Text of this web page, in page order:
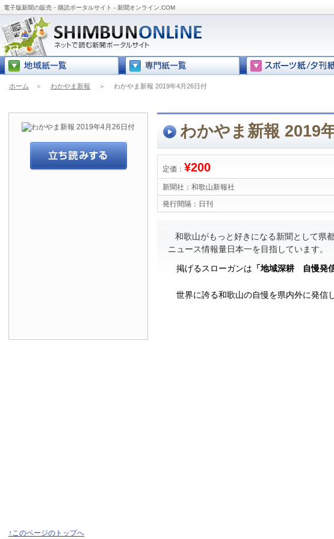
電子版新聞の販売・購読ポータルサイト - 新聞オンライン.COM
ホーム ＞ わかやま新報 ＞ わかやま新報 2019年4月26日付
わかやま新報 2019
定価： ¥200
新聞社： 和歌山新報社
発行間隔： 日刊
和歌山がもっと好きになる新聞として県
ニュース情報量日本一を目指しています。
掲げるスローガンは 「地域深耕 自慢発
世界に誇る和歌山の自慢を県内外に発信
↑このページのトップへ